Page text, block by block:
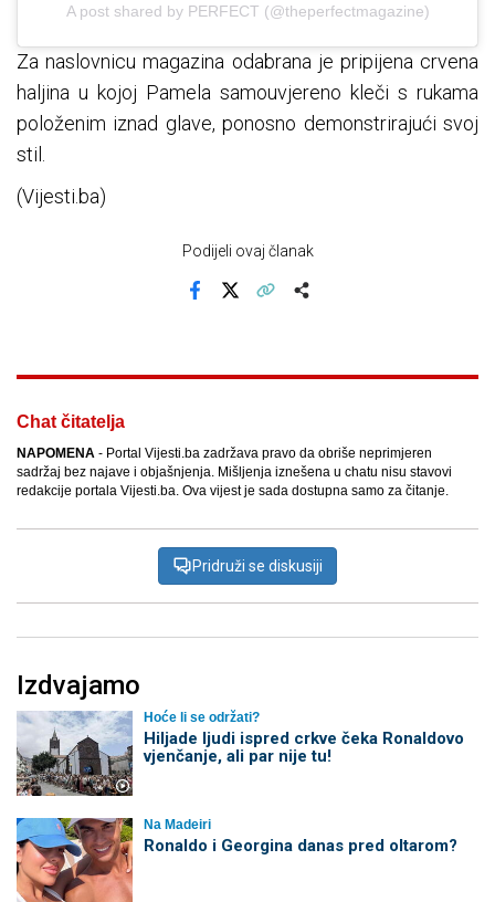
A post shared by PERFECT (@theperfectmagazine)
Za naslovnicu magazina odabrana je pripijena crvena
haljina u kojoj Pamela samouvjereno kleči s rukama
položenim iznad glave, ponosno demonstrirajući svoj
stil.
(Vijesti.ba)
Podijeli ovaj članak
Chat čitatelja
NAPOMENA - Portal Vijesti.ba zadržava pravo da obriše neprimjeren
sadržaj bez najave i objašnjenja. Mišljenja iznešena u chatu nisu stavovi
redakcije portala Vijesti.ba. Ova vijest je sada dostupna samo za čitanje.
Pridruži se diskusiji
Izdvajamo
Hoće li se održati?
Hiljade ljudi ispred crkve čeka Ronaldovo
vjenčanje, ali par nije tu!
Na Madeiri
Ronaldo i Georgina danas pred oltarom?